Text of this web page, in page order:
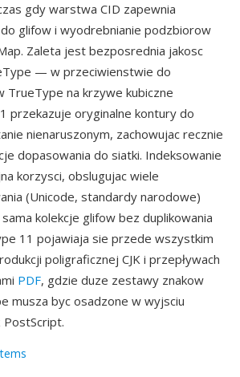
gdy warstwa CID zapewnia
glifow i wyodrebnianie podzbiorow
Zaleta jest bezposrednia jakosc
— w przeciwienstwie do
TrueType na krzywe kubiczne
przekazuje oryginalne kontury do
nienaruszonym, zachowujac recznie
dopasowania do siatki. Indeksowanie
korzysci, obslugujac wiele
(Unicode, standardy narodowe)
kolekcje glifow bez duplikowania
11 pojawiaja sie przede wszystkim
poligraficznej CJK i przepływach
PDF, gdzie duze zestawy znakow
musza byc osadzone w wyjsciu